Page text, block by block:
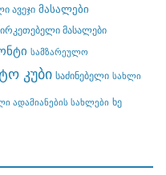
ავეჯი მასალები
მასალები
სამზარეულო
კუბი საძინებელი სახლი
ადამიანების სახლები ხე